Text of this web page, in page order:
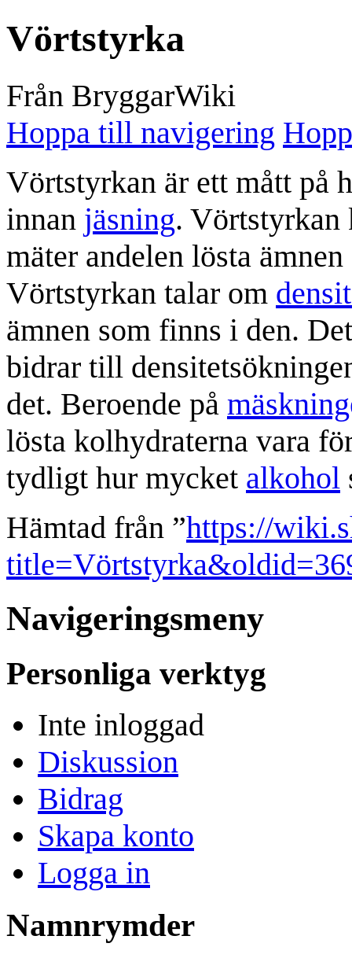
Vörtstyrka
Från BryggarWiki
Hoppa till navigering
Vörtstyrkan är ett mått på
innan jäsning. Vörtstyrkan
mäter andelen lösta
Vörtstyrkan talar om
ämnen som finns i den.
bidrar till
det. Beroende på
lösta kolhydraterna vara
tydligt hur mycket alkohol
Hämtad från ”https://
Navigeringsmeny
Personliga verktyg
Inte inloggad
Diskussion
Bidrag
Skapa konto
Logga in
Namnrymder